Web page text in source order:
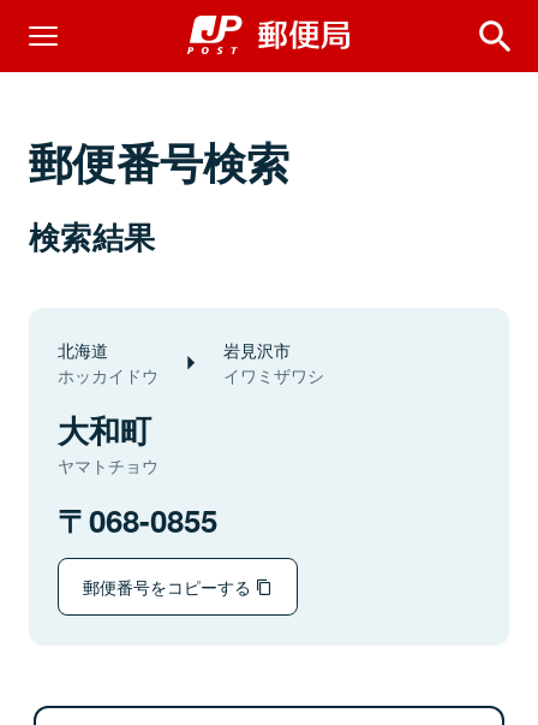
郵便番号検索
検索結果
北海道
ホッカイドウ
岩見沢市
イワミザワシ
大和町
ヤマトチョウ
068-0855
郵便番号をコピーする